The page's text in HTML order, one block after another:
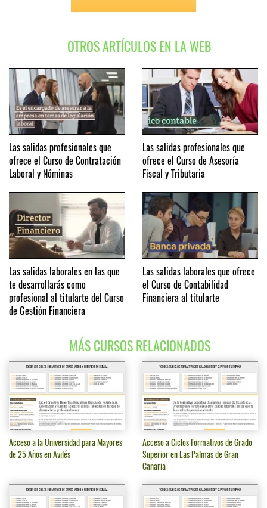
OTROS ARTÍCULOS EN LA WEB
Las salidas profesionales que
ofrece el Curso de Contratación
Laboral y Nóminas
Las salidas profesionales que
ofrece el Curso de Asesoría
Fiscal y Tributaria
Las salidas laborales en las que
te desarrollarás como
profesional al titularte del Curso
de Gestión Financiera
Las salidas laborales que ofrece
el Curso de Contabilidad
Financiera al titularte
MÁS CURSOS RELACIONADOS
Acceso a la Universidad para Mayores
de 25 Años en Avilés
Acceso a Ciclos Formativos de Grado
Superior en Las Palmas de Gran
Canaria